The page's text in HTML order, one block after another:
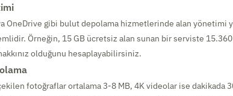
OneDrive gibi bulut depolama hizmetlerinde alan yönetimi
Örneğin, 15 GB ücretsiz alan sunan bir serviste 15.360
olduğunu hesaplayabilirsiniz.
fotoğraflar ortalama 3-8 MB, 4K videolar ise dakikada